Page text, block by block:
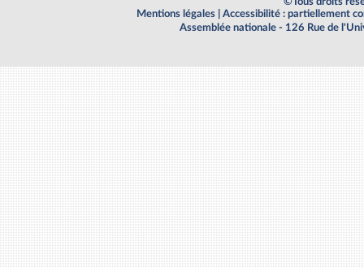
Mentions légales
Accessibilité : partiellement
Assemblée nationale - 126 Rue de